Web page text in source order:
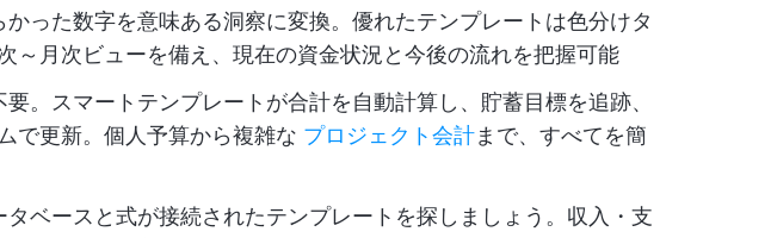
かった数字を意味ある洞察に変換。優れたテンプレートは色分けタ
～月次ビューを備え、現在の資金状況と今後の流れを把握可能
要。スマートテンプレートが合計を自動計算し、貯蓄目標を追跡、
で更新。個人予算から複雑な プロジェクト会計まで、すべてを簡
タベースと式が接続されたテンプレートを探しましょう。収入・支